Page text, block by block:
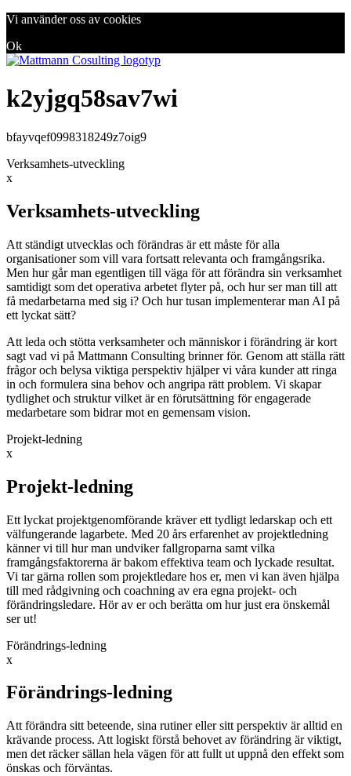
Vi använder oss av cookies
Ok
k2yjgq58sav7wi
bfayvqef0998318249z7oig9
Verksamhets-utveckling
x
Verksamhets-utveckling
Att ständigt utvecklas och förändras är ett måste för alla
organisationer som vill vara fortsatt relevanta och framgångsrika.
Men hur går man egentligen till väga för att förändra sin verksamhet
samtidigt som det operativa arbetet flyter på, och hur ser man till att
få medarbetarna med sig i? Och hur tusan implementerar man AI på
ett lyckat sätt?
Att leda och stötta verksamheter och människor i förändring är kort
sagt vad vi på Mattmann Consulting brinner för. Genom att ställa rätt
frågor och belysa viktiga perspektiv hjälper vi våra kunder att ringa
in och formulera sina behov och angripa rätt problem. Vi skapar
tydlighet och struktur vilket är en förutsättning för engagerade
medarbetare som bidrar mot en gemensam vision.
Projekt-ledning
x
Projekt-ledning
Ett lyckat projektgenomförande kräver ett tydligt ledarskap och ett
välfungerande lagarbete. Med 20 års erfarenhet av projektledning
känner vi till hur man undviker fallgroparna samt vilka
framgångsfaktorerna är bakom effektiva team och lyckade resultat.
Vi tar gärna rollen som projektledare hos er, men vi kan även hjälpa
till med rådgivning och coachning av era egna projekt- och
förändringsledare. Hör av er och berätta om hur just era önskemål
ser ut!
Förändrings-ledning
x
Förändrings-ledning
Att förändra sitt beteende, sina rutiner eller sitt perspektiv är alltid en
krävande process. Att logiskt förstå behovet av förändring är viktigt,
men det räcker sällan hela vägen för att fullt ut uppnå den effekt som
önskas och förväntas.